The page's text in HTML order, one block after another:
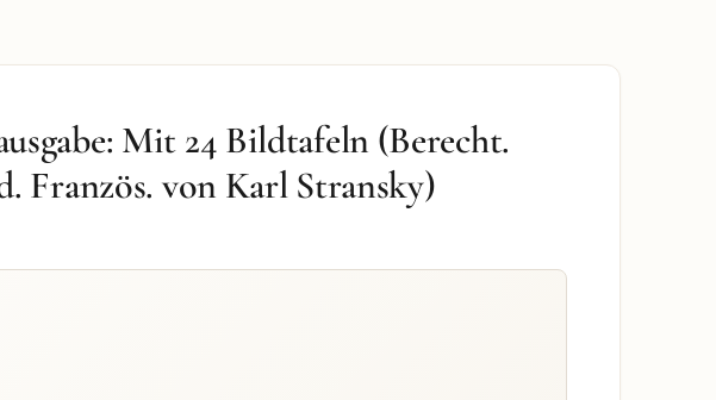
Mit 24 Bildtafeln (Berecht.
Französ. von Karl Stransky)